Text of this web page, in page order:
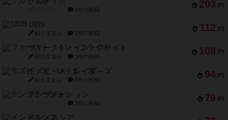
203 PT
1件の投稿
112 PT
1809
紹介文あり 1件の投稿
108 PT
ファースト・イン・フライト
紹介文あり 3件の投稿
94 PT
モズビ－ズ・レイダ－ズ
紹介文あり 1件の投稿
79 PT
テンプテーション
2件の投稿
インドネシア